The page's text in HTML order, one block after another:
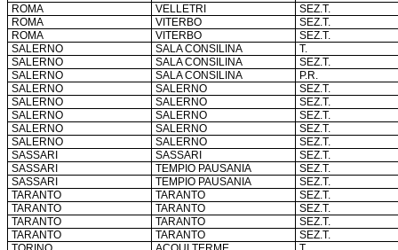
ROMA
VELLETRI
SEZ.T.
ROMA
VITERBO
SEZ.T.
ROMA
VITERBO
SEZ.T.
SALERNO
SALA CONSILINA
T.
SALERNO
SALA CONSILINA
SEZ.T.
SALERNO
SALA CONSILINA
P.R.
SALERNO
SALERNO
SEZ.T.
SALERNO
SALERNO
SEZ.T.
SALERNO
SALERNO
SEZ.T.
SALERNO
SALERNO
SEZ.T.
SALERNO
SALERNO
SEZ.T.
SASSARI
SASSARI
SEZ.T.
SASSARI
TEMPIO PAUSANIA
SEZ.T.
SASSARI
TEMPIO PAUSANIA
SEZ.T.
TARANTO
TARANTO
SEZ.T.
TARANTO
TARANTO
SEZ.T.
TARANTO
TARANTO
SEZ.T.
TARANTO
TARANTO
SEZ.T.